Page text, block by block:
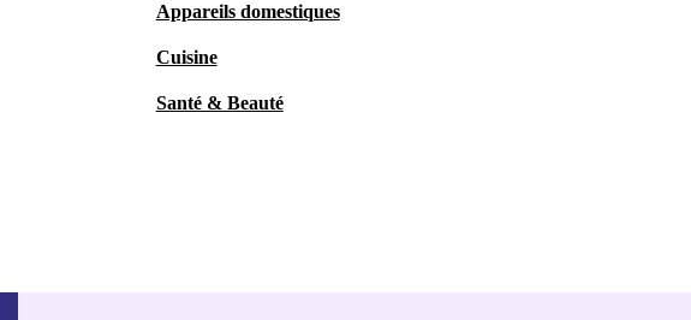
Appareils domestiques
Cuisine
Santé & Beauté